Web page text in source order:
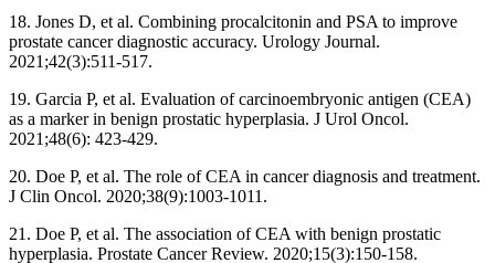
18. Jones D, et al. Combining procalcitonin and PSA to improve
prostate cancer diagnostic accuracy. Urology Journal.
2021;42(3):511-517.
19. Garcia P, et al. Evaluation of carcinoembryonic antigen (CEA)
as a marker in benign prostatic hyperplasia. J Urol Oncol.
2021;48(6): 423-429.
20. Doe P, et al. The role of CEA in cancer diagnosis and treatment.
J Clin Oncol. 2020;38(9):1003-1011.
21. Doe P, et al. The association of CEA with benign prostatic
hyperplasia. Prostate Cancer Review. 2020;15(3):150-158.